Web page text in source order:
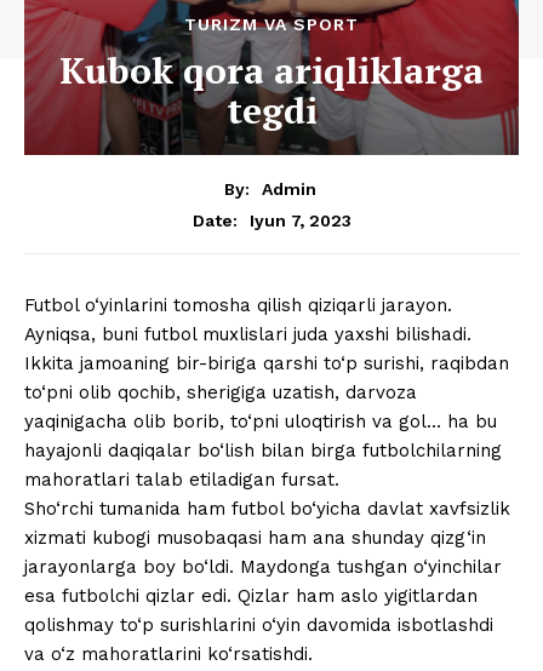
TURIZM VA SPORT
Kubok qora ariqliklarga
tegdi
By:
Admin
Date:
Iyun 7, 2023
Futbol o‘yinlarini tomosha qilish qiziqarli jarayon.
Ayniqsa, buni futbol muxlislari juda yaxshi bilishadi.
Ikkita jamoaning bir-biriga qarshi to‘p surishi, raqibdan
to‘pni olib qochib, sherigiga uzatish, darvoza
yaqinigacha olib borib, to‘pni uloqtirish va gol… ha bu
hayajonli daqiqalar bo‘lish bilan birga futbolchilarning
mahoratlari talab etiladigan fursat.
Sho‘rchi tumanida ham futbol bo‘yicha davlat xavfsizlik
xizmati kubogi musobaqasi ham ana shunday qizg‘in
jarayonlarga boy bo‘ldi. Maydonga tushgan o‘yinchilar
esa futbolchi qizlar edi. Qizlar ham aslo yigitlardan
qolishmay to‘p surishlarini o‘yin davomida isbotlashdi
va o‘z mahoratlarini ko‘rsatishdi.